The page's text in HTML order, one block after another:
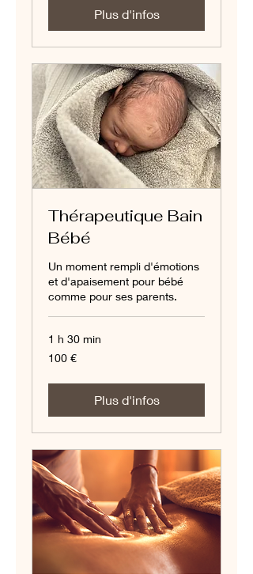
Plus d'infos
Thérapeutique Bain
Bébé
Un moment rempli d'émotions
et d'apaisement pour bébé
comme pour ses parents.
1 h 30 min
100
euros
100 €
Plus d'infos